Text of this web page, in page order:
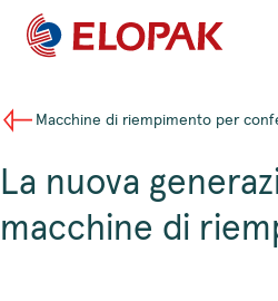
Macchine di riempimento per
La nuova
macchine di